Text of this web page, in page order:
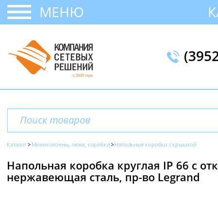
МЕНЮ
Каталог Миниколонны, люки, коробки Напольные коробки с крышкой
Напольная коробка круглая IP 66 c
нержавеющая сталь, пр-во Legrand